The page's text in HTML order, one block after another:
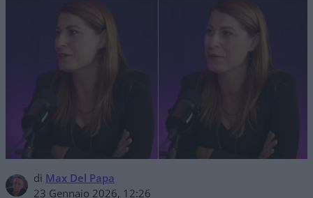
di Max Del Papa
23 Gennaio 2026, 12:26